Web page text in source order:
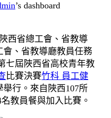
’s dashboard
西省總工會、省教導
、省教導廳教員任務
七屆陜西省高校青年教
比賽決賽竹科 員工健
行。來自陜西107所
教員餐與加入比賽。